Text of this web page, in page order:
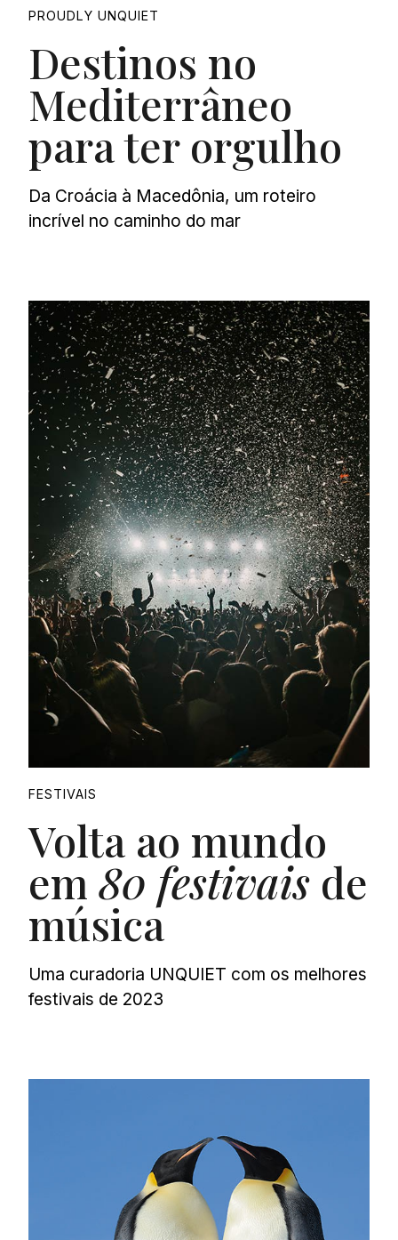
PROUDLY UNQUIET
Destinos no
Mediterrâneo
para ter orgulho
Da Croácia à Macedônia, um roteiro
incrível no caminho do mar
FESTIVAIS
Volta ao mundo
em80 festivais de
música
Uma curadoria UNQUIET com os melhores
festivais de 2023